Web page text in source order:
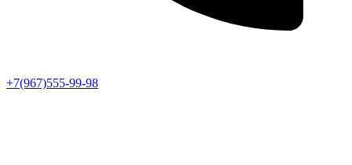
+7(967)555-99-98